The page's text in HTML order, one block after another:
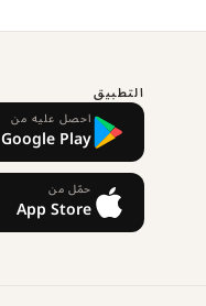
التطبيق
احصل عليه من
Google Play
حمّل من
App Store